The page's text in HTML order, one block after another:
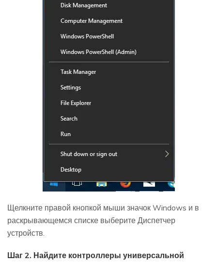
Щелкните правой кнопкой мыши значок Windows и в
раскрывающемся списке выберите Диспетчер
устройств.
Шаг 2. Найдите контроллеры универсальной